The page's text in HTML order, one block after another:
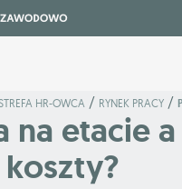
HR-OWCA / RYNEK PRACY /
na etacie